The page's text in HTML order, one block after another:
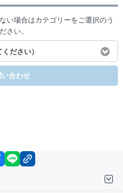
い場合はカテゴリーをご選択のう
さい。
ください）
い合わせ
X facebook